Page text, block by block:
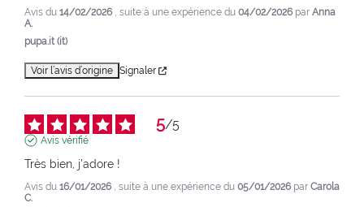
Avis du 14/02/2026 , suite à une expérience du 04/02/2026 par Anna
A.
pupa.it (it)
Voir l’avis d’origine Signaler
5/5
Avis vérifié
Très bien, j'adore !
Avis du 16/01/2026 , suite à une expérience du 05/01/2026 par Carola
C.